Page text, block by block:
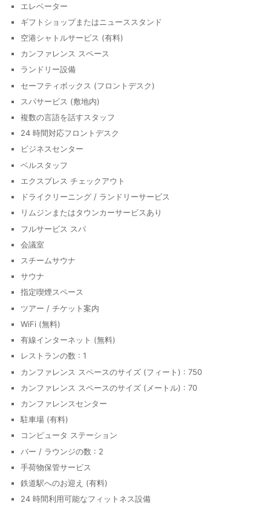
エレベーター
ギフトショップまたはニューススタンド
空港シャトルサービス (有料)
カンファレンス スペース
ランドリー設備
セーフティボックス (フロントデスク)
スパサービス (敷地内)
複数の言語を話すスタッフ
24 時間対応フロントデスク
ビジネスセンター
ベルスタッフ
エクスプレス チェックアウト
ドライクリーニング / ランドリーサービス
リムジンまたはタウンカーサービスあり
フルサービス スパ
会議室
スチームサウナ
サウナ
指定喫煙スペース
ツアー / チケット案内
WiFi (無料)
有線インターネット (無料)
レストランの数 : 1
カンファレンス スペースのサイズ (フィート) : 750
カンファレンス スペースのサイズ (メートル) : 70
カンファレンスセンター
駐車場 (有料)
コンピュータ ステーション
バー / ラウンジの数 : 2
手荷物保管サービス
鉄道駅へのお迎え (有料)
24 時間利用可能なフィットネス設備